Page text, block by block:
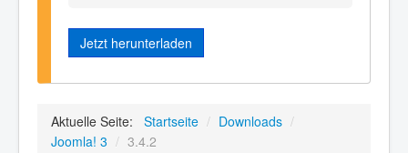
Jetzt herunterladen
Aktuelle Seite: Startseite / Downloads /
Joomla! 3 / 3.4.2